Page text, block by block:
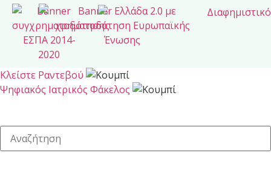
Κλείστε Ραντεβού
Ψηφιακός Ιατρικός Φάκελος